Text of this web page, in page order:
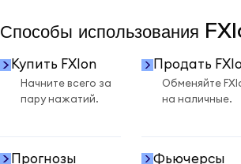
Способы использования
Купить FXIon
Начните всего за
пару нажатий.
Продать
Обменяйте
на наличные.
Прогнозы Фьючерсы